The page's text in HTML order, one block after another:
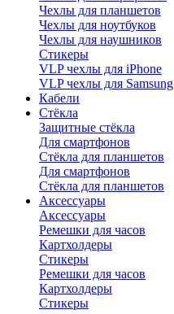
Чехлы для планшетов
Чехлы для ноутбуков
Чехлы для наушников
Стикеры
VLP чехлы для iPhone
VLP чехлы для Samsung
Кабели
Стёкла
Защитные стёкла
Для смартфонов
Стёкла для планшетов
Для смартфонов
Стёкла для планшетов
Аксессуары
Аксессуары
Ремешки для часов
Картхолдеры
Стикеры
Ремешки для часов
Картхолдеры
Стикеры